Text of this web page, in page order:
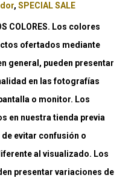
, SPECIAL SALE
COLORES. Los colores
ofertados mediante
general, pueden presentar
en las fotografías
o monitor. Los
en nuestra tienda previa
evitar confusión o
al visualizado. Los
presentar variaciones de